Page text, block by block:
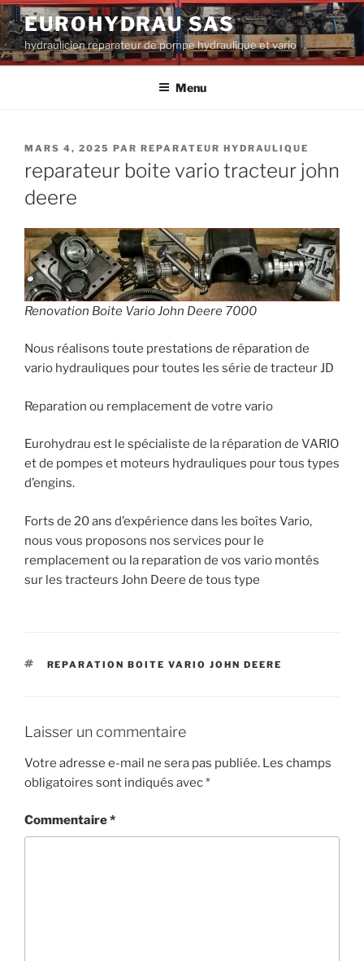
Aller
au
contenu
principal
EUROHYDRAU SAS
hydraulicien reparateur de pompe hydraulique et vario
Menu
PUBLIÉ
MARS 4, 2025 PAR REPARATEUR HYDRAULIQUE
reparateur boite vario tracteur john
deere
Renovation Boite Vario John Deere 7000
Nous réalisons toute prestations de réparation de
vario hydrauliques pour toutes les série de tracteur JD
Reparation ou remplacement de votre vario
Eurohydrau est le spécialiste de la réparation de VARIO
et de pompes et moteurs hydrauliques pour tous types
d’engins.
Forts de 20 ans d’expérience dans les boîtes Vario,
nous vous proposons nos services pour le
remplacement ou la reparation de vos vario montés
sur les tracteurs John Deere de tous type
ÉTIQUETTES
REPARATION BOITE VARIO JOHN DEERE
Laisser un commentaire
Votre adresse e-mail ne sera pas publiée. Les champs
obligatoires sont indiqués avec*
Commentaire*